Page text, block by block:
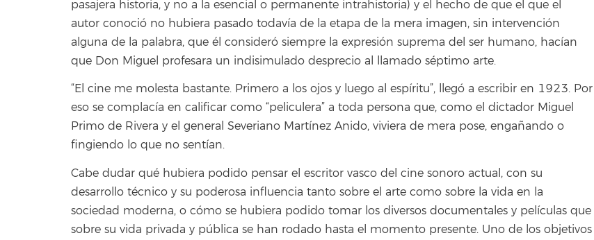
pasajera historia, y no a la esencial o permanente intrahistoria) y el hecho de que el que el
autor conoció no hubiera pasado todavía de la etapa de la mera imagen, sin intervención
alguna de la palabra, que él consideró siempre la expresión suprema del ser humano, hacían
que Don Miguel profesara un indisimulado desprecio al llamado séptimo arte.
“El cine me molesta bastante. Primero a los ojos y luego al espíritu”, llegó a escribir en 1923. Por
eso se complacía en calificar como “peliculera” a toda persona que, como el dictador Miguel
Primo de Rivera y el general Severiano Martínez Anido, viviera de mera pose, engañando o
fingiendo lo que no sentían.
Cabe dudar qué hubiera podido pensar el escritor vasco del cine sonoro actual, con su
desarrollo técnico y su poderosa influencia tanto sobre el arte como sobre la vida en la
sociedad moderna, o cómo se hubiera podido tomar los diversos documentales y películas que
sobre su vida privada y pública se han rodado hasta el momento presente. Uno de los objetivos